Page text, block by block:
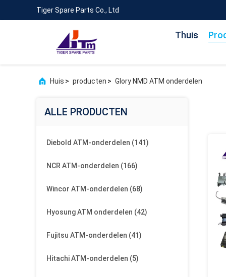
Tiger Spare Parts Co., Ltd
Thuis
Huis > producten > Glory NMD ATM onderdelen
ALLE PRODUCTEN
Diebold ATM-onderdelen (141)
NCR ATM-onderdelen (166)
Wincor ATM-onderdelen (68)
Hyosung ATM onderdelen (42)
Fujitsu ATM-onderdelen (41)
Hitachi ATM-onderdelen (5)